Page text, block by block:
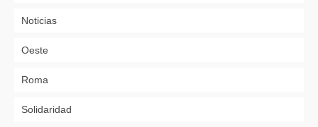
Noticias
Oeste
Roma
Solidaridad